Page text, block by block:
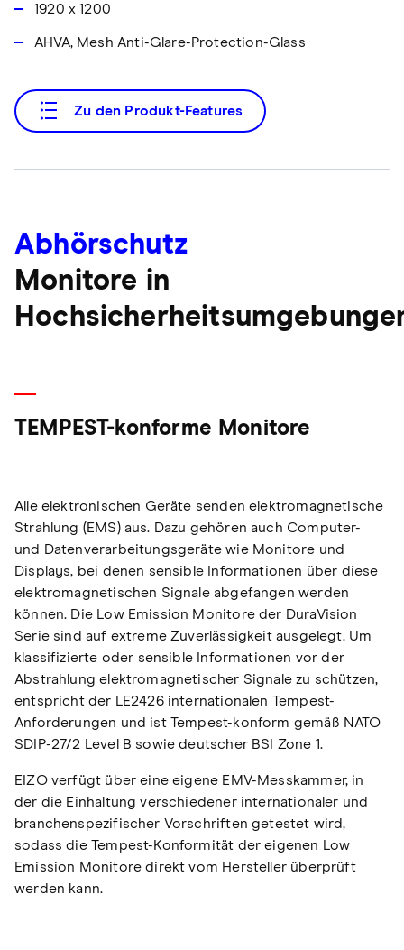
1920 x 1200
AHVA, Mesh Anti-Glare-Protection-Glass
Zu den Produkt-Features
Abhörschutz
Monitore in
TEMPEST-konforme Monitore
Alle elektronischen Geräte senden elektromagnetische
Strahlung (EMS) aus. Dazu gehören auch Computer-
und Datenverarbeitungsgeräte wie Monitore und
Displays, bei denen sensible Informationen über diese
elektromagnetischen Signale abgefangen werden
können. Die Low Emission Monitore der DuraVision
Serie sind auf extreme Zuverlässigkeit ausgelegt. Um
klassifizierte oder sensible Informationen vor der
Abstrahlung elektromagnetischer Signale zu schützen,
entspricht der LE2426 internationalen Tempest-
Anforderungen und ist Tempest-konform gemäß NATO
SDIP-27/2 Level B sowie deutscher BSI Zone 1.
EIZO verfügt über eine eigene EMV-Messkammer, in
der die Einhaltung verschiedener internationaler und
branchenspezifischer Vorschriften getestet wird,
sodass die Tempest-Konformität der eigenen Low
Emission Monitore direkt vom Hersteller überprüft
werden kann.